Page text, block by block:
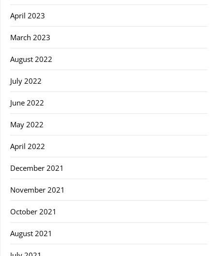
April 2023
March 2023
August 2022
July 2022
June 2022
May 2022
April 2022
December 2021
November 2021
October 2021
August 2021